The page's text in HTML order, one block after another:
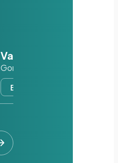
Van der Valk
Gorinchem
Bekijk project